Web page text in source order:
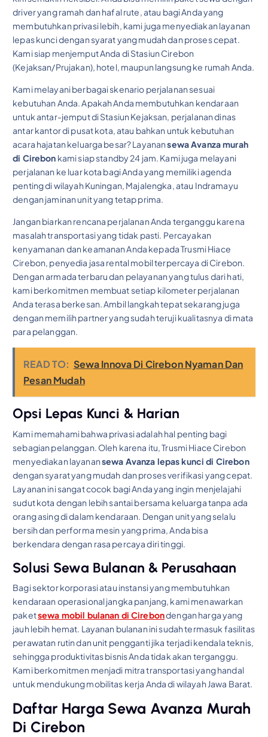
driver yang ramah dan hafal rute, atau bagi Anda yang
membutuhkan privasi lebih, kami juga menyediakan layanan
lepas kunci dengan syarat yang mudah dan proses cepat.
Kami siap menjemput Anda di Stasiun Cirebon
(Kejaksan/Prujakan), hotel, maupun langsung ke rumah Anda.
Kami melayani berbagai skenario perjalanan sesuai
kebutuhan Anda. Apakah Anda membutuhkan kendaraan
untuk antar-jemput di Stasiun Kejaksan, perjalanan dinas
antar kantor di pusat kota, atau bahkan untuk kebutuhan
acara hajatan keluarga besar? Layanansewa Avanza murah
di Cirebon kami siap standby 24 jam. Kami juga melayani
perjalanan ke luar kota bagi Anda yang memiliki agenda
penting di wilayah Kuningan, Majalengka, atau Indramayu
dengan jaminan unit yang tetap prima.
Jangan biarkan rencana perjalanan Anda terganggu karena
masalah transportasi yang tidak pasti. Percayakan
kenyamanan dan keamanan Anda kepada Trusmi Hiace
Cirebon, penyedia jasa rental mobil terpercaya di Cirebon.
Dengan armada terbaru dan pelayanan yang tulus dari hati,
kami berkomitmen membuat setiap kilometer perjalanan
Anda terasa berkesan. Ambil langkah tepat sekarang juga
dengan memilih partner yang sudah teruji kualitasnya di mata
para pelanggan.
READ TO: Sewa Innova Di Cirebon Nyaman Dan
Pesan Mudah
Opsi Lepas Kunci & Harian
Kami memahami bahwa privasi adalah hal penting bagi
sebagian pelanggan. Oleh karena itu, Trusmi Hiace Cirebon
menyediakan layanansewa Avanza lepas kunci di Cirebon
dengan syarat yang mudah dan proses verifikasi yang cepat.
Layanan ini sangat cocok bagi Anda yang ingin menjelajahi
sudut kota dengan lebih santai bersama keluarga tanpa ada
orang asing di dalam kendaraan. Dengan unit yang selalu
bersih dan performa mesin yang prima, Anda bisa
berkendara dengan rasa percaya diri tinggi.
Solusi Sewa Bulanan & Perusahaan
Bagi sektor korporasi atau instansi yang membutuhkan
kendaraan operasional jangka panjang, kami menawarkan
paketsewa mobil bulanan di Cirebondengan harga yang
jauh lebih hemat. Layanan bulanan ini sudah termasuk fasilitas
perawatan rutin dan unit pengganti jika terjadi kendala teknis,
sehingga produktivitas bisnis Anda tidak akan terganggu.
Kami berkomitmen menjadi mitra transportasi yang handal
untuk mendukung mobilitas kerja Anda di wilayah Jawa Barat.
Daftar Harga Sewa Avanza Murah
Di Cirebon